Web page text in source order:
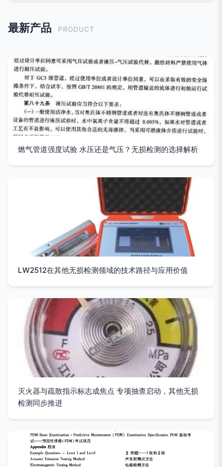
最新产品 PRODUCT
燃气管道强度试验 水压还是气压？无损检测的选择解析
LW2512在其他无损检测领域的技术路径与应用价值
灭火器与疏散指示标志成焦点 专项抽查启动，其他无损
检测同步推进